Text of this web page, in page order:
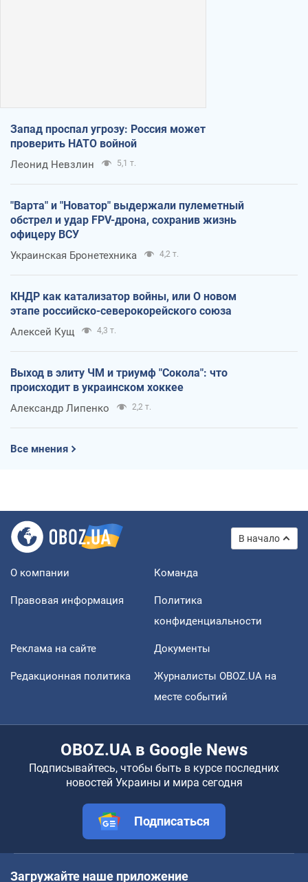
Запад проспал угрозу: Россия может
проверить НАТО войной
Леонид Невзлин 5,1 т.
"Варта" и "Новатор" выдержали пулеметный
обстрел и удар FPV-дрона, сохранив жизнь
офицеру ВСУ
Украинская Бронетехника 4,2 т.
КНДР как катализатор войны, или О новом
этапе российско-северокорейского союза
Алексей Кущ 4,3 т.
Выход в элиту ЧМ и триумф "Сокола": что
происходит в украинском хоккее
Александр Липенко 2,2 т.
Все мнения
В начало
О компании Команда
Правовая информация
Политика
конфиденциальности
Реклама на сайте Документы
Редакционная политика
Журналисты OBOZ.UA на
месте событий
OBOZ.UA в Google News
Подписывайтесь, чтобы быть в курсе последних
новостей Украины и мира сегодня
Подписаться
Загружайте наше приложение